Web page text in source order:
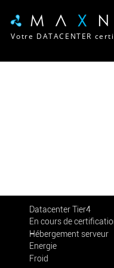
Votre DATACENTER
Datacenter Tier4
En cours de
Hébergement serveur
Energie
Froid